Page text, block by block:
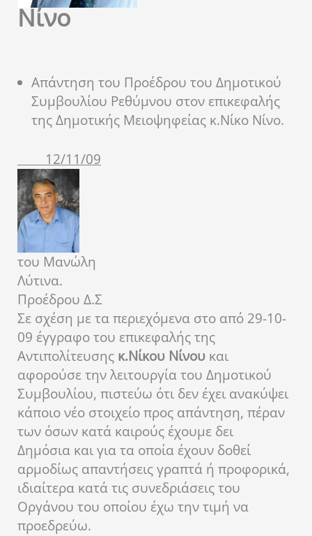
Νίνο
Απάντηση του Προέδρου του Δημοτικού
Συμβουλίου Ρεθύμνου στον επικεφαλής
της Δημοτικής Μειοψηφείας κ.Νίκο Νίνο.
12/11/09
του Μανώλη
Λύτινα.
Προέδρου Δ.Σ
Σε σχέση με τα περιεχόμενα στο από 29-10-
09 έγγραφο του επικεφαλής της
Αντιπολίτευσης κ.Νίκου Νίνου και
αφορούσε την λειτουργία του Δημοτικού
Συμβουλίου, πιστεύω ότι δεν έχει ανακύψει
κάποιο νέο στοιχείο προς απάντηση, πέραν
των όσων κατά καιρούς έχουμε δει
Δημόσια και για τα οποία έχουν δοθεί
αρμοδίως απαντήσεις γραπτά ή προφορικά,
ιδιαίτερα κατά τις συνεδριάσεις του
Οργάνου του οποίου έχω την τιμή να
προεδρεύω.